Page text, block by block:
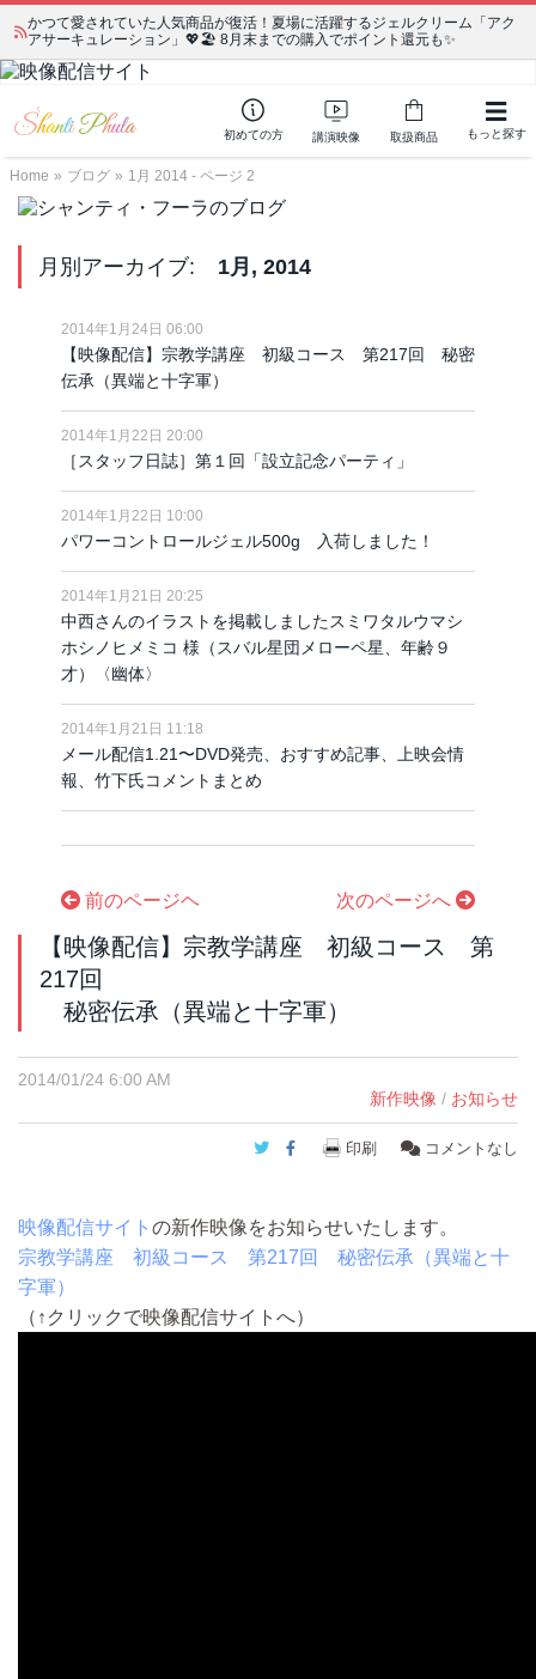
かつて愛されていた人気商品が復活！夏場に活躍するジェルクリーム「アク
アサーキュレーション」💖🏖️ 8月末までの購入でポイント還元も✨
初めての方 講演映像 取扱商品 もっと探す
Home » ブログ » 1月 2014 - ページ 2
月別アーカイブ: 1月, 2014
2014年1月24日 06:00
【映像配信】宗教学講座 初級コース 第217回 秘密
伝承（異端と十字軍）
2014年1月22日 20:00
［スタッフ日誌］第１回「設立記念パーティ」
2014年1月22日 10:00
パワーコントロールジェル500g 入荷しました！
2014年1月21日 20:25
中西さんのイラストを掲載しましたスミワタルウマシ
ホシノヒメミコ 様（スバル星団メローペ星、年齢９
才）〈幽体〉
2014年1月21日 11:18
メール配信1.21〜DVD発売、おすすめ記事、上映会情
報、竹下氏コメントまとめ
前のページヘ 次のページへ
【映像配信】宗教学講座 初級コース 第
217回
秘密伝承（異端と十字軍）
2014/01/24 6:00 AM
新作映像 / お知らせ
Twitter
Facebook
印刷 コメントなし
映像配信サイト の新作映像をお知らせいたします。
宗教学講座 初級コース 第217回 秘密伝承（異端と十
字軍）
（↑クリックで映像配信サイトへ）